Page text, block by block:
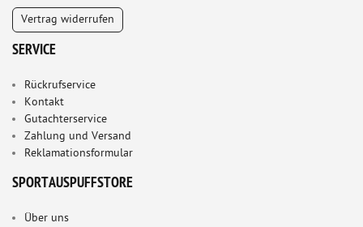
Vertrag widerrufen
SERVICE
Rückrufservice
Kontakt
Gutachterservice
Zahlung und Versand
Reklamationsformular
SPORTAUSPUFFSTORE
Über uns